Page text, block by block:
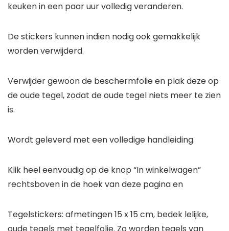
keuken in een paar uur volledig veranderen.
De stickers kunnen indien nodig ook gemakkelijk
worden verwijderd.
Verwijder gewoon de beschermfolie en plak deze op
de oude tegel, zodat de oude tegel niets meer te zien
is.
Wordt geleverd met een volledige handleiding.
Klik heel eenvoudig op de knop “In winkelwagen”
rechtsboven in de hoek van deze pagina en
Tegelstickers: afmetingen 15 x 15 cm, bedek lelijke,